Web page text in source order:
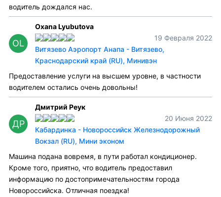
водитель дождался нас.
OL
Oxana Lyubutova
19 Февраля 2022
Витязево Аэропорт Анапа - Витязево,
Краснодарский край (RU), Минивэн
Предоставление услуги на высшем уровне, в частности
водителем остались очень довольны!
ДР
Дмитрий Реук
20 Июня 2022
Кабардинка - Новороссийск Железнодорожный
Вокзал (RU), Мини эконом
Машина подана вовремя, в пути работал кондиционер.
Кроме того, приятно, что водитель предоставил
информацию по достопримечательностям города
Новороссийска. Отличная поездка!